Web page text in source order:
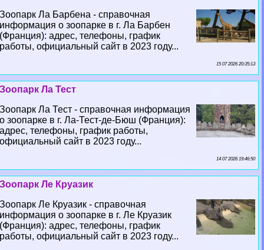
Зоопарк Ла Барбена - справочная
информация о зоопарке в г. Ла Барбен
(Франция): адрес, телефоны, график
работы, официальный сайт в 2023 году...
15 07 2026 20:35:13
Зоопарк Ла Тест
Зоопарк Ла Тест - справочная информация
о зоопарке в г. Ла-Тест-де-Бюш (Франция):
адрес, телефоны, график работы,
официальный сайт в 2023 году...
14 07 2026 19:46:50
Зоопарк Ле Круазик
Зоопарк Ле Круазик - справочная
информация о зоопарке в г. Ле Круазик
(Франция): адрес, телефоны, график
работы, официальный сайт в 2023 году...